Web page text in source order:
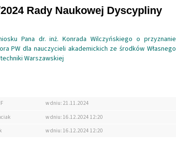
2024 Rady Naukowej Dyscypliny
Pana dr. inż. Konrada Wilczyńskiego o przyznanie
PW dla nauczycieli akademickich ze środków Własnego
Warszawskiej
w dniu: 21.11.2024
w dniu: 16.12.2024 12:20
w dniu: 16.12.2024 12:20